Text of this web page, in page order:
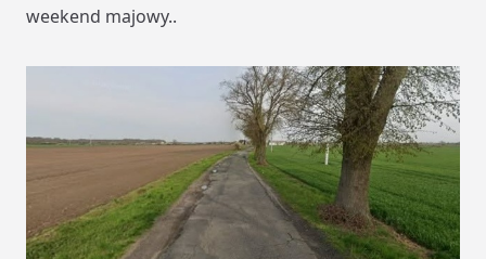
weekend majowy..